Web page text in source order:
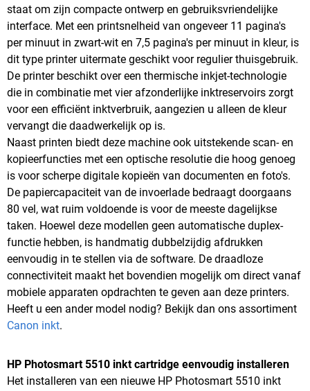
staat om zijn compacte ontwerp en gebruiksvriendelijke
interface. Met een printsnelheid van ongeveer 11 pagina's
per minuut in zwart-wit en 7,5 pagina's per minuut in kleur, is
dit type printer uitermate geschikt voor regulier thuisgebruik.
De printer beschikt over een thermische inkjet-technologie
die in combinatie met vier afzonderlijke inktreservoirs zorgt
voor een efficiënt inktverbruik, aangezien u alleen de kleur
vervangt die daadwerkelijk op is.
Naast printen biedt deze machine ook uitstekende scan- en
kopieerfuncties met een optische resolutie die hoog genoeg
is voor scherpe digitale kopieën van documenten en foto's.
De papiercapaciteit van de invoerlade bedraagt doorgaans
80 vel, wat ruim voldoende is voor de meeste dagelijkse
taken. Hoewel deze modellen geen automatische duplex-
functie hebben, is handmatig dubbelzijdig afdrukken
eenvoudig in te stellen via de software. De draadloze
connectiviteit maakt het bovendien mogelijk om direct vanaf
mobiele apparaten opdrachten te geven aan deze printers.
Heeft u een ander model nodig? Bekijk dan ons assortiment
Canon inkt.
HP Photosmart 5510 inkt cartridge eenvoudig installeren
Het installeren van een nieuwe HP Photosmart 5510 inkt